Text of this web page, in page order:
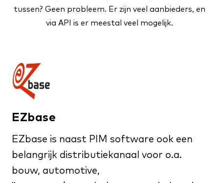
tussen? Geen probleem. Er zijn veel aanbieders, en
via API is er meestal veel mogelijk.
EZbase
EZbase is naast PIM software ook een
belangrijk distributiekanaal voor o.a.
bouw, automotive,